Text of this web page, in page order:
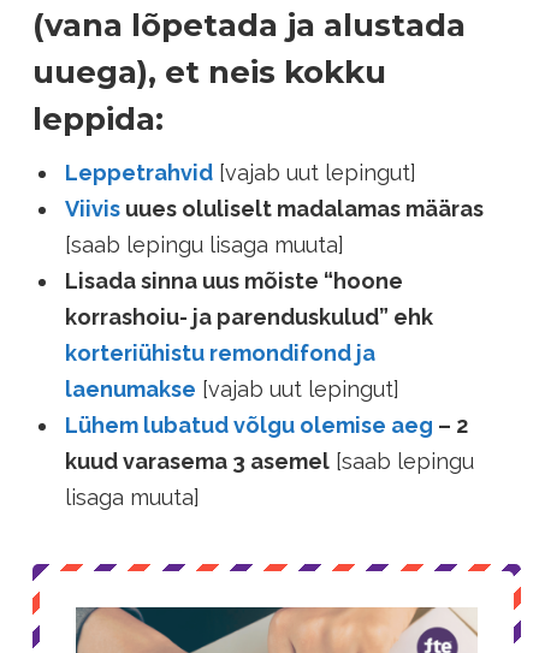
(vana lõpetada ja alustada
uuega), et neis kokku
leppida:
Leppetrahvid[vajab uut lepingut]
Viivisuues oluliselt madalamas määras
[saab lepingu lisaga muuta]
Lisada sinna uus mõiste “hoone
korrashoiu- ja parenduskulud” ehk
korteriühistu remondifond ja
laenumakse [vajab uut lepingut]
Lühem lubatud võlgu olemise aeg – 2
kuud varasema 3 asemel[saab lepingu
lisaga muuta]